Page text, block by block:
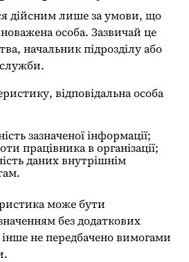
дійсним лише за умови, що
особа. Зазвичай це
начальник підрозділу або
відповідальна особа
зазначеної інформації;
працівника в організації;
даних внутрішнім
може бути
без додаткових
не передбачено вимогами